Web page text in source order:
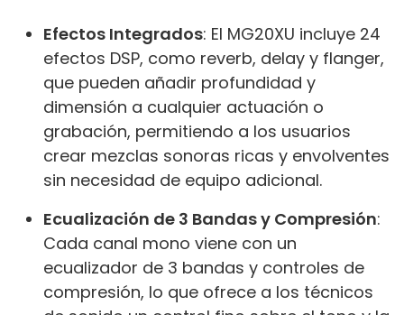
Efectos Integrados: El MG20XU incluye 24
efectos DSP, como reverb, delay y flanger,
que pueden añadir profundidad y
dimensión a cualquier actuación o
grabación, permitiendo a los usuarios
crear mezclas sonoras ricas y envolventes
sin necesidad de equipo adicional.
Ecualización de 3 Bandas y Compresión:
Cada canal mono viene con un
ecualizador de 3 bandas y controles de
compresión, lo que ofrece a los técnicos